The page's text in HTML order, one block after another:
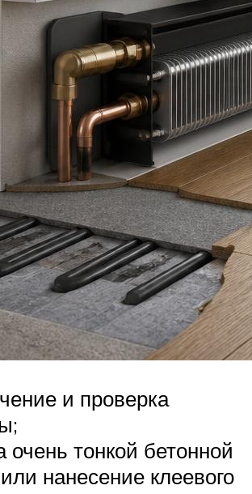
и проверка
очень тонкой бетонной
нанесение клеевого